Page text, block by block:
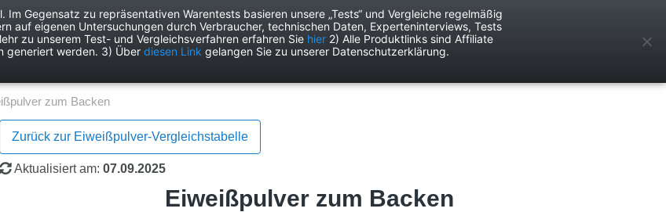
Elektronik Freizeit Garten Haushalt Heimwerken Services
Gegensatz zu repräsentativen Warentests basieren unsere „Tests“ und Vergleiche regelmäßig
auf eigenen Untersuchungen durch Verbraucher, technischen Daten, Experteninterviews, Tests
zu unserem Test- und Vergleichsverfahren erfahren Sie hier 2) Alle Produktlinks sind Affiliate
generiert werden. 3) Überdiesen Link gelangen Sie zu unserer Datenschutzerklärung.
zum Backen
Zurück zur Eiweißpulver-Vergleichstabelle
Aktualisiert am: 07.09.2025
Eiweißpulver zum Backen